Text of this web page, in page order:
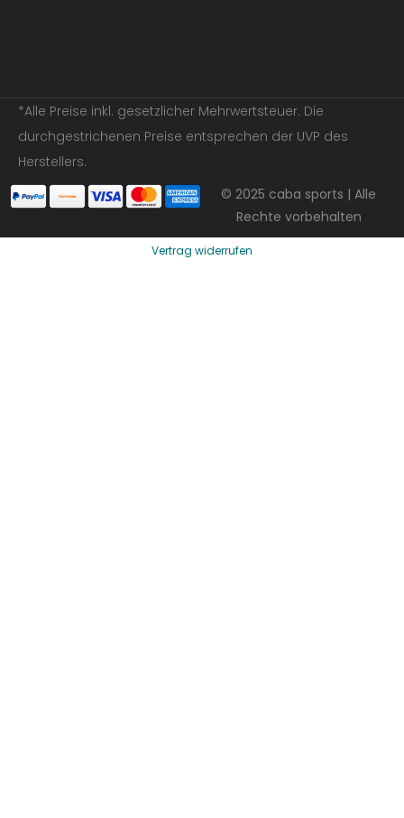
*Alle Preise inkl. gesetzlicher Mehrwertsteuer. Die
durchgestrichenen Preise entsprechen der UVP des
Herstellers.
© 2025 caba sports | Alle
Rechte vorbehalten
Vertrag widerrufen